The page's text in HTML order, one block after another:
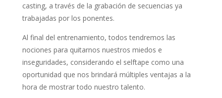
casting, a través de la grabación de secuencias ya
trabajadas por los ponentes.
Al final del entrenamiento, todos tendremos las
nociones para quitarnos nuestros miedos e
inseguridades, considerando el selftape como una
oportunidad que nos brindará múltiples ventajas a la
hora de mostrar todo nuestro talento.